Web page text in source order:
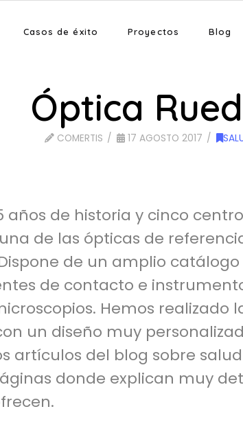
Casos de éxito Proyectos Blog
Óptica
COMERTIS 17 AGOSTO 2017
años de historia y cinco
de las ópticas de
de un amplio
de contacto e
Hemos realizado
un diseño muy
artículos del blog sobre
donde explican muy